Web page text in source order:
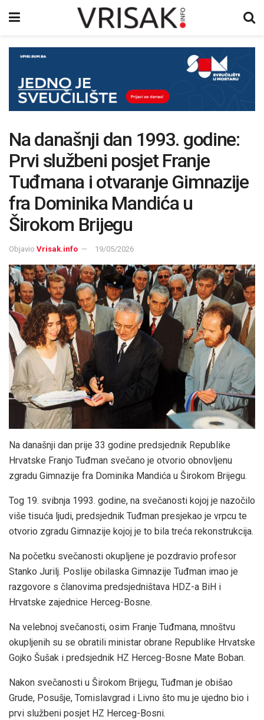
Na današnji dan 1993. godine:
Prvi službeni posjet Franje
Tuđmana i otvaranje Gimnazije
fra Dominika Mandića u
Širokom Brijegu
Objavio Vrisak.info 19/05/2026
Na današnji dan prije 33 godine predsjednik Republike
Hrvatske Franjo Tuđman svečano je otvorio obnovljenu
zgradu Gimnazije fra Dominika Mandića u Širokom Brijegu.
Tog 19. svibnja 1993. godine, na svečanosti kojoj je nazočilo
više tisuća ljudi, predsjednik Tuđman presjekao je vrpcu te
otvorio zgradu Gimnazije kojoj je to bila treća rekonstrukcija.
Na početku svečanosti okupljene je pozdravio profesor
Stanko Jurilj. Poslije obilaska Gimnazije Tuđman imao je
razgovore s članovima predsjedništava HDZ-a BiH i
Hrvatske zajednice Herceg-Bosne.
Na velebnoj svečanosti, osim Franje Tuđmana, mnoštvu
okupljenih su se obratili ministar obrane Republike Hrvatske
Gojko Šušak i predsjednik HZ Herceg-Bosne Mate Boban.
Nakon svečanosti u Širokom Brijegu, Tuđman je obišao
Grude, Posušje, Tomislavgrad i Livno što mu je ujedno bio i
prvi službeni posjet HZ Herceg-Bosni.